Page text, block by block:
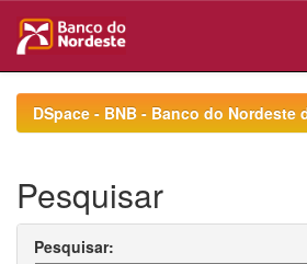
navigationDSpace - BNB - Banco do Nordeste
Pesquisar
Pesquisar: